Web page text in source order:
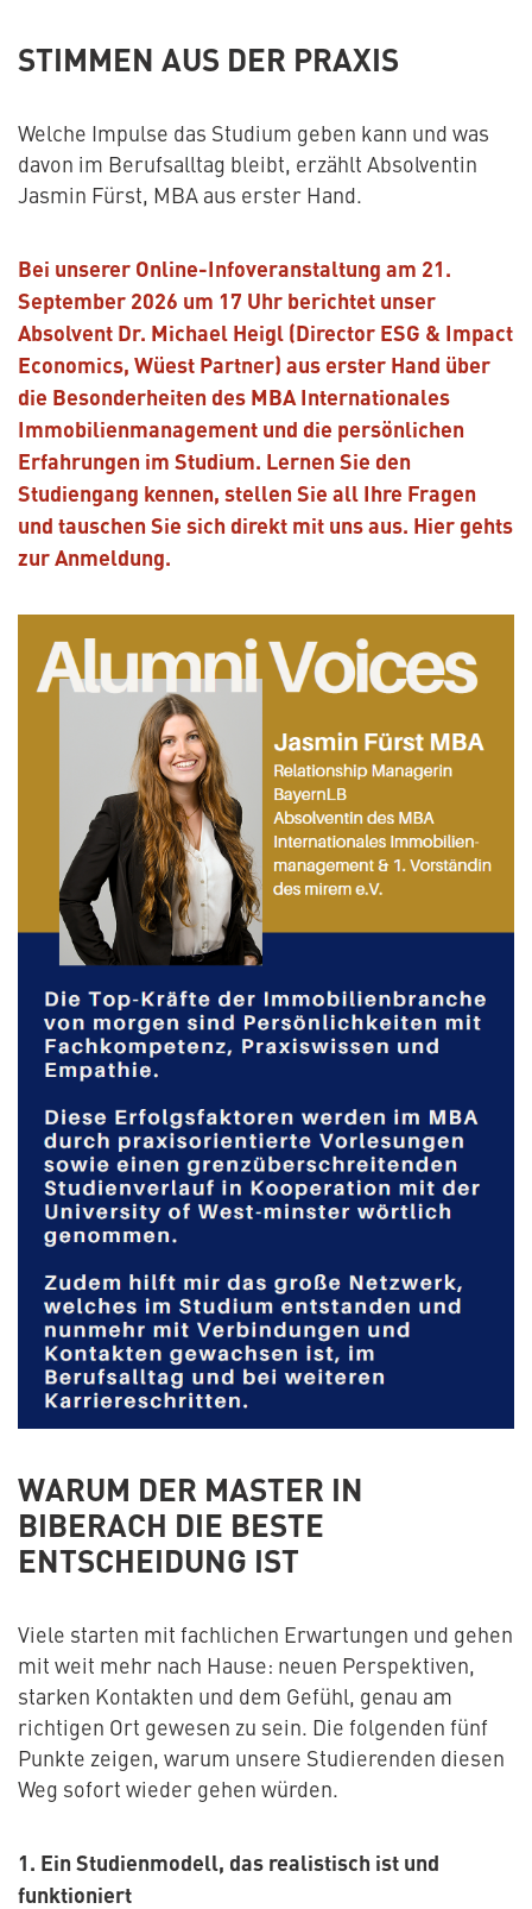
STIMMEN AUS DER PRAXIS
Welche Impulse das Studium geben kann und was
davon im Berufsalltag bleibt, erzählt Absolventin
Jasmin Fürst, MBA aus erster Hand.
Bei unserer Online-Infoveranstaltung am 21.
September 2026 um 17 Uhr berichtet unser
Absolvent Dr. Michael Heigl (Director ESG & Impact
Economics, Wüest Partner) aus erster Hand über
die Besonderheiten des MBA Internationales
Immobilienmanagement und die persönlichen
Erfahrungen im Studium. Lernen Sie den
Studiengang kennen, stellen Sie all Ihre Fragen
und tauschen Sie sich direkt mit uns aus. Hier gehts
zur Anmeldung.
WARUM DER MASTER IN
BIBERACH DIE BESTE
ENTSCHEIDUNG IST
Viele starten mit fachlichen Erwartungen und gehen
mit weit mehr nach Hause: neuen Perspektiven,
starken Kontakten und dem Gefühl, genau am
richtigen Ort gewesen zu sein. Die folgenden fünf
Punkte zeigen, warum unsere Studierenden diesen
Weg sofort wieder gehen würden.
1. Ein Studienmodell, das realistisch ist und
funktioniert